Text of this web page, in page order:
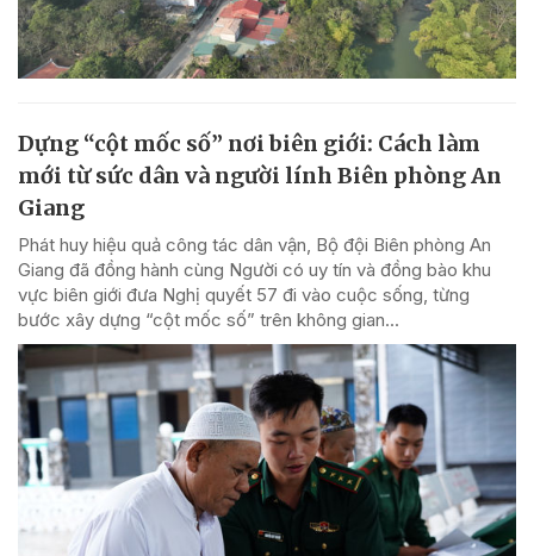
Dựng “cột mốc số” nơi biên giới: Cách làm
mới từ sức dân và người lính Biên phòng An
Giang
Phát huy hiệu quả công tác dân vận, Bộ đội Biên phòng An
Giang đã đồng hành cùng Người có uy tín và đồng bào khu
vực biên giới đưa Nghị quyết 57 đi vào cuộc sống, từng
bước xây dựng “cột mốc số” trên không gian...